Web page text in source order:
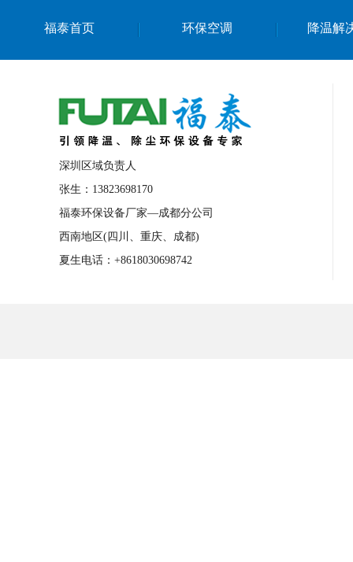
福泰首页 环保空调 降温解
深圳区域负责人
张生：13823698170
福泰环保设备厂家—成都分公司
西南地区(四川、重庆、成都)
夏生电话：+8618030698742